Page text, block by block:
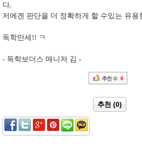
다.
저에겐 판단을 더 정확하게 할 수있는 유
독학만세!! ㅋ
- 독학보더스 매니저 김 -
추천 수 0
추천 (0)